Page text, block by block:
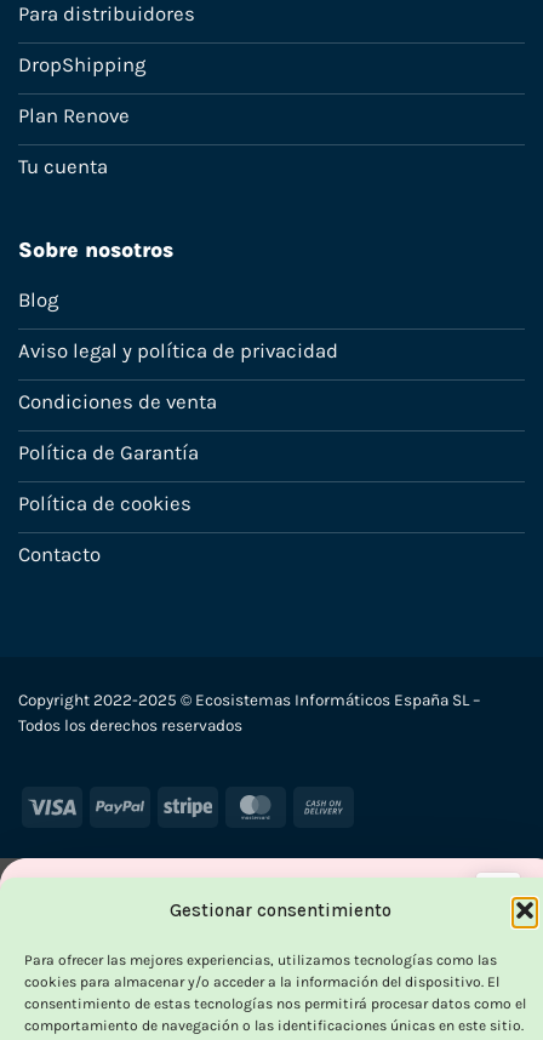
Gestionar consentimiento
Para ofrecer las mejores experiencias, utilizamos tecnologías como las
cookies para almacenar y/o acceder a la información del dispositivo. El
consentimiento de estas tecnologías nos permitirá procesar datos como el
comportamiento de navegación o las identificaciones únicas en este sitio.
Para distribuidores
DropShipping
Plan Renove
Tu cuenta
Sobre nosotros
Blog
Aviso legal y política de privacidad
Condiciones de venta
Política de Garantía
Política de cookies
Contacto
Copyright 2022-2025 © Ecosistemas Informáticos España SL –
Todos los derechos reservados
Visa PayPal Stripe MasterCard
OUTLET VORPC